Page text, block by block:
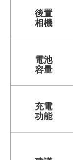
後置
相機
電池
容量
充電
功能